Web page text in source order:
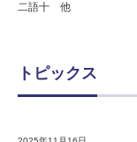
二語十 他
トピックス